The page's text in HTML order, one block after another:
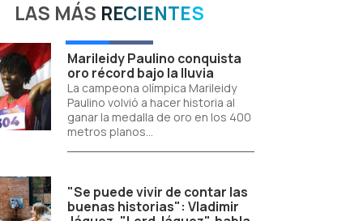
LAS MÁS RECIENTES
Marileidy Paulino conquista
oro récord bajo la lluvia
La campeona olímpica Marileidy
Paulino volvió a hacer historia al
ganar la medalla de oro en los 400
metros planos...
"Se puede vivir de contar las
buenas historias": Vladimir